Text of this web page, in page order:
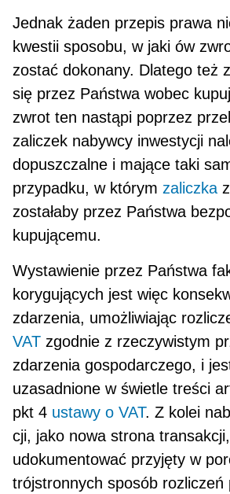
Jednak żaden przepis prawa
kwestii sposobu, w jaki ów
zostać dokonany. Dlatego też
się przez Państwa wobec
zwrot ten nastąpi poprzez
zaliczek nabywcy inwestycji
dopuszczalne i mające taki
przypadku, w którym zaliczka
zostałaby przez Państwa
kupującemu.
Wystawienie przez Państwa
korygujących jest więc
zdarzenia, umożliwiając
VAT zgodnie z rzeczywistym
zdarzenia gospodarczego, i
uzasadnione w świetle treści
pkt 4 ustawy o VAT. Z kolei
cji, jako nowa strona
udokumentować przyjęty w
trójstronnych sposób rozliczeń